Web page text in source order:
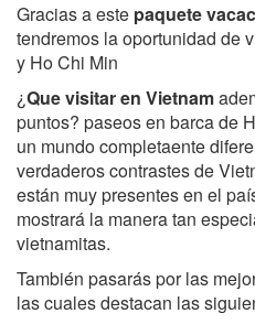
Gracias a este paquete
tendremos la oportunidad de
y Ho Chi Min
¿Que visitar en Vietnam
puntos? paseos en barca de
un mundo completaente
verdaderos contrastes de
están muy presentes en el
mostrará la manera tan
vietnamitas.
También pasarás por las
las cuales destacan las